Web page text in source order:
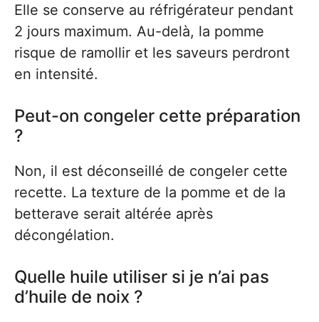
Elle se conserve au réfrigérateur pendant
2 jours maximum. Au-delà, la pomme
risque de ramollir et les saveurs perdront
en intensité.
Peut-on congeler cette préparation
?
Non, il est déconseillé de congeler cette
recette. La texture de la pomme et de la
betterave serait altérée après
décongélation.
Quelle huile utiliser si je n’ai pas
d’huile de noix ?